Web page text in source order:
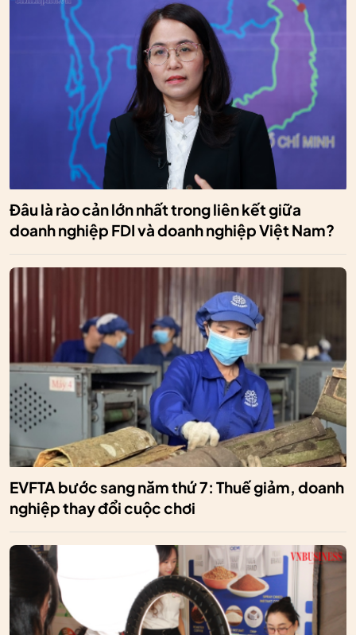
Đâu là rào cản lớn nhất trong liên kết giữa
doanh nghiệp FDI và doanh nghiệp Việt Nam?
EVFTA bước sang năm thứ 7: Thuế giảm, doanh
nghiệp thay đổi cuộc chơi